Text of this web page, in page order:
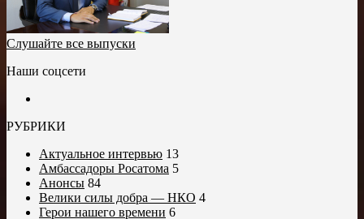
Слушайте все выпуски
Наши соцсети
РУБРИКИ
Актуальное интервью 13
Амбассадоры Росатома 5
Анонсы 84
Велики силы добра — НКО 4
Герои нашего времени 6